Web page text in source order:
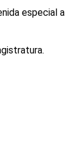
especial a